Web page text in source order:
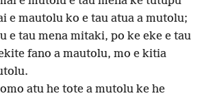
e mautolu ko e tau atua a mutolu;
e tau mena mitaki, po ke eke e tau
fano a mautolu, mo e kitia
atu he tote a mutolu ke he